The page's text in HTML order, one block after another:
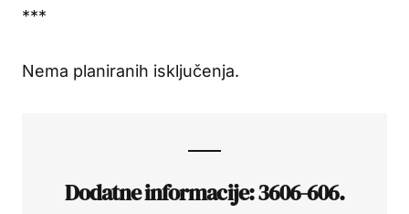
***
Nema planiranih isključenja.
Dodatne informacije: 3606-606.